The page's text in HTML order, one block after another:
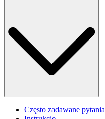
Często zadawane pytania